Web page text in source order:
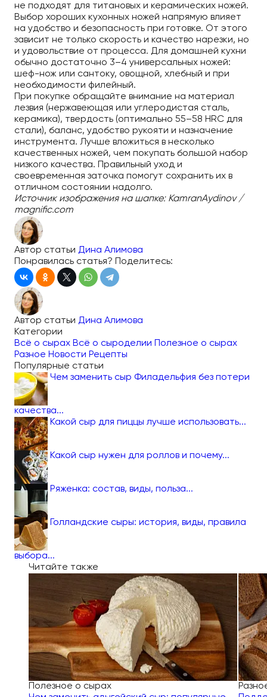
не подходят для титановых и керамических ножей.
Выбор хороших кухонных ножей напрямую влияет
на удобство и безопасность при готовке. От этого
зависит не только скорость и качество нарезки, но
и удовольствие от процесса. Для домашней кухни
обычно достаточно 3–4 универсальных ножей:
шеф-нож или сантоку, овощной, хлебный и при
необходимости филейный.
При покупке обращайте внимание на материал
лезвия (нержавеющая или углеродистая сталь,
керамика), твердость (оптимально 55–58 HRC для
стали), баланс, удобство рукояти и назначение
инструмента. Лучше вложиться в несколько
качественных ножей, чем покупать большой набор
низкого качества. Правильный уход и
своевременная заточка помогут сохранить их в
отличном состоянии надолго.
Источник изображения на шапке: KamranAydinov /
magnific.com
Автор статьи Дина Алимова
Понравилась статья? Поделитесь:
Автор статьи Дина Алимова
Категории
Всё о сырах Всё о сыроделии
Полезное о сырах
Разное Новости Рецепты
Популярные статьи
Чем заменить сыр Филадельфия без потери
качества...
Какой сыр для пиццы лучше использовать...
Какой сыр нужен для роллов и почему...
Ряженка: состав, виды, польза...
Голландские сыры: история, виды, правила
выбора...
Читайте также
Полезное о сырах